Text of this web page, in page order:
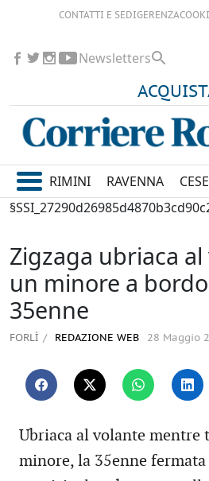
CONTATTI E SEDIGERENZA
Newsletters
RIMINI RAVENNA
Zigzaga ubriaca
un minore a
35enne
FORLÌ REDAZIONE WEB 28 Maggio
Ubriaca al volante mentre
minore, la 35enne